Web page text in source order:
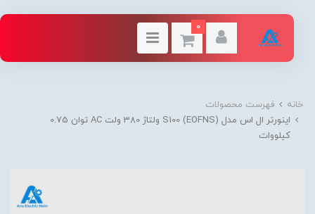
0
خانه
فهرست محصولات
اینورتر ال اس مدل S100 (EOFNS) ولتاژ 380 ولت AC توان 0.75
کیلووات